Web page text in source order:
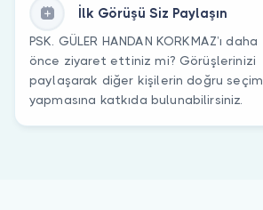
İlk Görüşü Siz Paylaşın
PSK. GÜLER HANDAN KORKMAZ’ı daha
önce ziyaret ettiniz mi? Görüşlerinizi
paylaşarak diğer kişilerin doğru seçim
yapmasına katkıda bulunabilirsiniz.